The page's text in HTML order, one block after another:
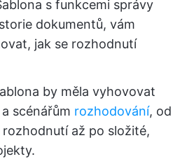
s funkcemi správy
dokumentů, vám
jak se rozhodnutí
by měla vyhovovat
a scénářům rozhodování, od
až po složité,